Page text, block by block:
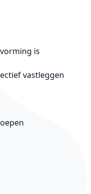
is
vastleggen